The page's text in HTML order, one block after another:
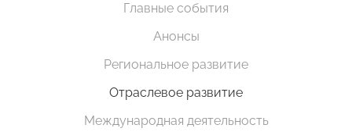
Главные события
Анонсы
Региональное развитие
Отраслевое развитие
Международная деятельность